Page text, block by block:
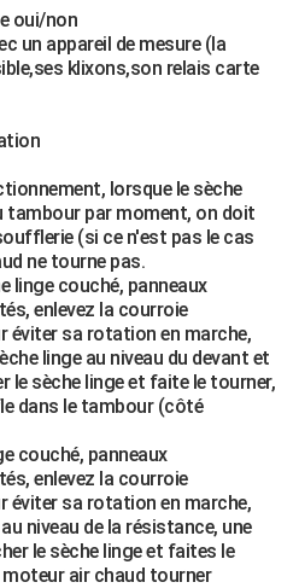
oui/non
un appareil de mesure (la
klixons,son relais carte
lorsque le sèche
par moment, on doit
(si ce n'est pas le cas
ne tourne pas.
linge couché, panneaux
enlevez la courroie
éviter sa rotation en marche,
linge au niveau du devant et
le sèche linge et faite le tourner,
dans le tambour (côté
couché, panneaux
enlevez la courroie
éviter sa rotation en marche,
niveau de la résistance, une
le sèche linge et faites le
air chaud tourner